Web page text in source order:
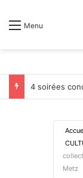
Menu
Metz